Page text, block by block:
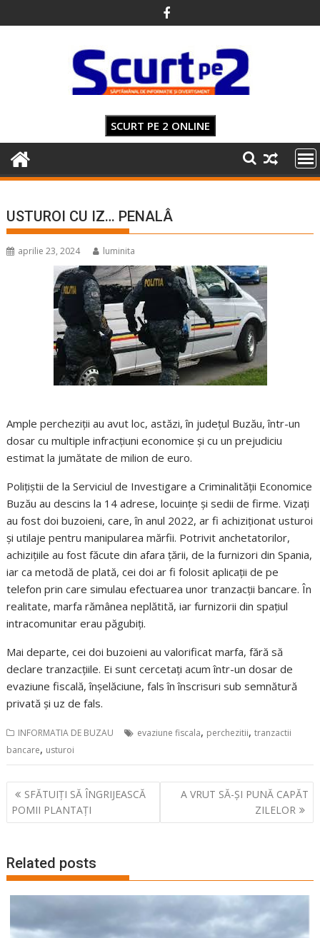
to
SCURT PE 2 ONLINE
USTUROI CU IZ… PENALÂ
aprilie 23, 2024 luminita
Ample percheziții au avut loc, astăzi, în județul Buzău, într-un
dosar cu multiple infracțiuni economice și cu un prejudiciu
estimat la jumătate de milion de euro.
Polițiștii de la Serviciul de Investigare a Criminalității Economice
Buzău au descins la 14 adrese, locuințe și sedii de firme. Vizați
au fost doi buzoieni, care, în anul 2022, ar fi achiziționat usturoi
și utilaje pentru manipularea mărfii. Potrivit anchetatorilor,
achizițiile au fost făcute din afara țării, de la furnizori din Spania,
iar ca metodă de plată, cei doi ar fi folosit aplicații de pe
telefon prin care simulau efectuarea unor tranzacții bancare. În
realitate, marfa rămânea neplătită, iar furnizorii din spațiul
intracomunitar erau păgubiți.
Mai departe, cei doi buzoieni au valorificat marfa, fără să
declare tranzacțiile. Ei sunt cercetați acum într-un dosar de
evaziune fiscală, înșelăciune, fals în înscrisuri sub semnătură
privată și uz de fals.
INFORMATIA DE BUZAU evaziune fiscala, perchezitii,tranzactii
bancare, usturoi
Navigare
în
articole
SFĂTUIȚI SĂ ÎNGRIJEASCĂ
POMII PLANTAȚI
A VRUT SĂ-ȘI PUNĂ CAPĂT
ZILELOR
Related posts